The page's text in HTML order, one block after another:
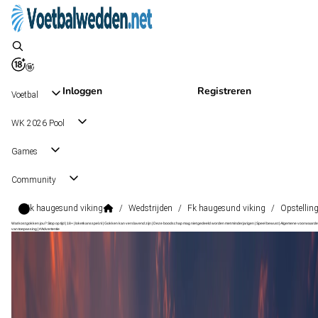
Inloggen Registreren
Voetbal
WK 2026 Pool
Games
Community
Fk haugesund viking / Wedstrijden / Fk haugesund viking /
Wat kost gokken jou? Stop op tijd | 18+ | loketkansspel.nl | Gokken kan verslavend zijn | Deze boodschap mag niet gedeeld worden met minderjarigen | Speel bewust | Algemene
van toepassing | #Advertentie